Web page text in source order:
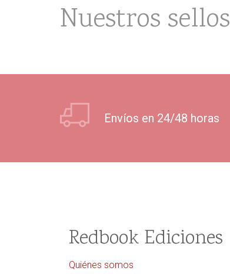
Nuestros sellos
Envíos en 24/48 horas
Redbook Ediciones
Quiénes somos